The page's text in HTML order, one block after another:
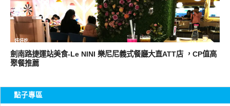
好好吃
劍南路捷運站美食-Le NINI 樂尼尼義式餐廳大直ATT店 ，CP值高
聚餐推薦
點子專區